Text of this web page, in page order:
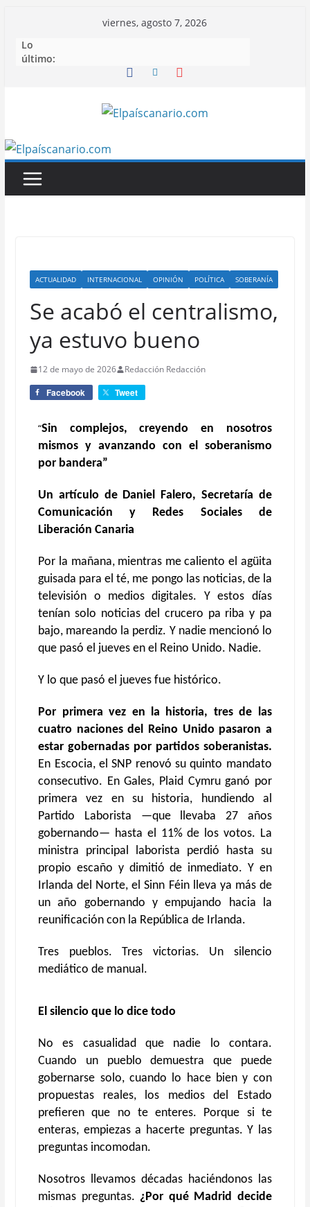
contenido
viernes, agosto 7, 2026
Lo
último:
ACTUALIDAD INTERNACIONAL OPINIÓN POLÍTICA SOBERANÍA
Se acabó el centralismo,
ya estuvo bueno
12 de mayo de 2026 Redacción Redacción
Facebook Tweet
“Sin complejos, creyendo en nosotros
mismos y avanzando con el soberanismo
por bandera”
Un artículo de Daniel Falero,Secretaría de
Comunicación y Redes Sociales de
Liberación Canaria
Por la mañana, mientras me caliento el agüita
guisada para el té, me pongo las noticias, de la
televisión o medios digitales. Y estos días
tenían solo noticias del crucero pa riba y pa
bajo, mareando la perdiz. Y nadie mencionó lo
que pasó el jueves en el Reino Unido. Nadie.
Y lo que pasó el jueves fue histórico.
Por primera vez en la historia, tres de las
cuatro naciones del Reino Unido pasaron a
estar gobernadas por partidos soberanistas.
En Escocia, el SNP renovó su quinto mandato
consecutivo. En Gales, Plaid Cymru ganó por
primera vez en su historia, hundiendo al
Partido Laborista —que llevaba 27 años
gobernando— hasta el 11% de los votos. La
ministra principal laborista perdió hasta su
propio escaño y dimitió de inmediato. Y en
Irlanda del Norte, el Sinn Féin lleva ya más de
un año gobernando y empujando hacia la
reunificación con la República de Irlanda.
Tres pueblos. Tres victorias. Un silencio
mediático de manual.
El silencio que lo dice todo
No es casualidad que nadie lo contara.
Cuando un pueblo demuestra que puede
gobernarse solo, cuando lo hace bien y con
propuestas reales, los medios del Estado
prefieren que no te enteres. Porque si te
enteras, empiezas a hacerte preguntas. Y las
preguntas incomodan.
Nosotros llevamos décadas haciéndonos las
mismas preguntas. ¿Por qué Madrid decide